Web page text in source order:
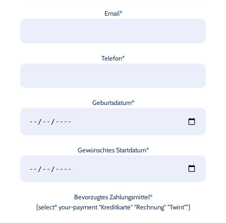
Email*
Telefon*
Geburtsdatum*
Gewünschtes Startdatum*
Bevorzugtes Zahlungsmittel*
[select* your-payment "Kreditkarte" "Rechnung" "Twint""]